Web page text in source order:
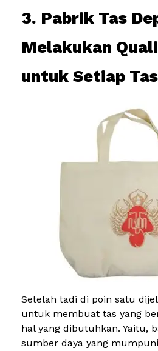
3. Pabrik Tas
Melakukan
untuk Setiap Tas
Setelah tadi di poin satu
untuk membuat tas yang
hal yang dibutuhkan. Yaitu,
sumber daya yang